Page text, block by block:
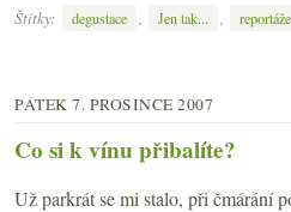
Štítky:
degustace Jen tak... reportáže
PÁTEK 7. PROSINCE 2007
Co si k vínu přibalíte?
Už parkrát se mi stalo, při čmárání